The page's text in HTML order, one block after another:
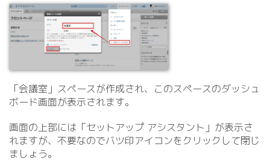
「会議室」スペースが作成され、このスペースのダッシュ
ボード画面が表示されます。
画面の上部には「セットアップ アシスタント」が表示さ
れますが、不要なのでバツ印アイコンをクリックして閉じ
ましょう。